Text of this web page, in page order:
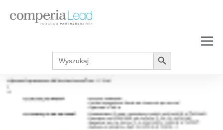
Strefa Wiedzy
Zarabiaj w internecie
Akcje promocyjne
Regulaminy
Search
for:
Search Button